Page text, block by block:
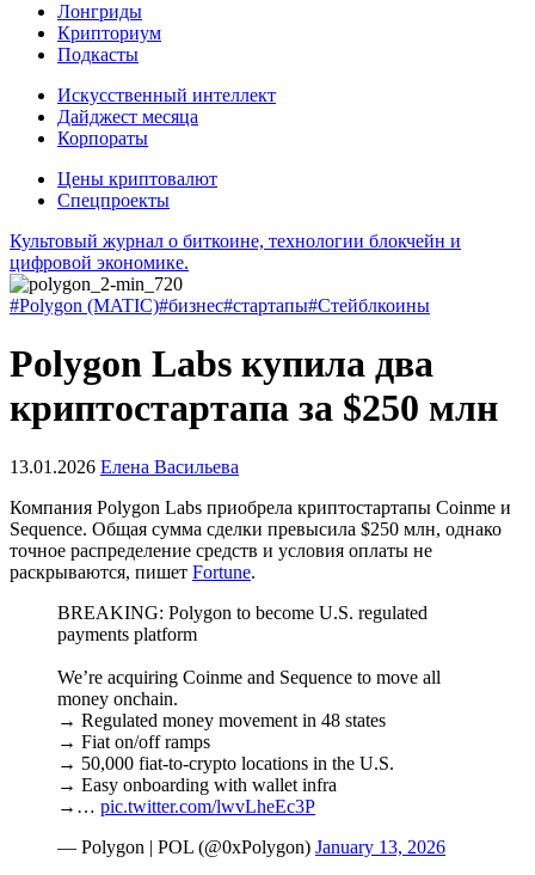
Лонгриды
Крипториум
Подкасты
Искусственный интеллект
Дайджест месяца
Корпораты
Цены криптовалют
Спецпроекты
Культовый журнал о биткоине, технологии блокчейн и
цифровой экономике.
#Polygon (MATIC)#бизнес#стартапы#Стейблкоины
Polygon Labs купила два
криптостартапа за $250 млн
13.01.2026 Елена Васильева
Компания Polygon Labs приобрела криптостартапы Coinme и
Sequence. Общая сумма сделки превысила $250 млн, однако
точное распределение средств и условия оплаты не
раскрываются, пишет Fortune.
BREAKING: Polygon to become U.S. regulated
payments platform
We’re acquiring Coinme and Sequence to move all
money onchain.
→ Regulated money movement in 48 states
→ Fiat on/off ramps
→ 50,000 fiat-to-crypto locations in the U.S.
→ Easy onboarding with wallet infra
→… pic.twitter.com/lwvLheEc3P
— Polygon | POL (@0xPolygon) January 13, 2026